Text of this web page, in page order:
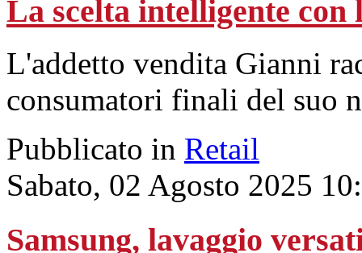
La scelta intelligente
L'addetto vendita Gianni
consumatori finali del suo
Pubblicato in Retail
Sabato, 02 Agosto 2025
Samsung, lavaggio